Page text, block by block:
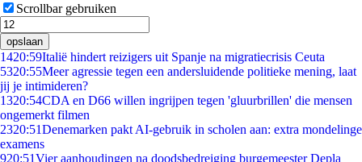
Scrollbar gebruiken
opslaan
1420:59Italië hindert reizigers uit Spanje na migratiecrisis Ceuta
5320:55Meer agressie tegen een andersluidende politieke mening, laat
jij je intimideren?
1320:54CDA en D66 willen ingrijpen tegen 'gluurbrillen' die mensen
ongemerkt filmen
2320:51Denemarken pakt AI-gebruik in scholen aan: extra mondelinge
examens
920:51Vier aanhoudingen na doodsbedreiging burgemeester Depla